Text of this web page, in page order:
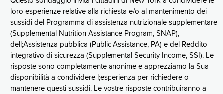
loro esperienze relative alla richiesta e/o al mantenimento dei
sussidi del Programma di assistenza nutrizionale supplementare
(Supplemental Nutrition Assistance Program, SNAP),
dell;Assistenza pubblica (Public Assistance, PA) e del Reddito
integrativo di sicurezza (Supplemental Security Income, SSI). Le
risposte sono completamente anonime e apprezziamo la Sua
disponibilità a condividere l;esperienza per richiedere o
mantenere questi sussidi. Le vostre risposte contribuiranno a